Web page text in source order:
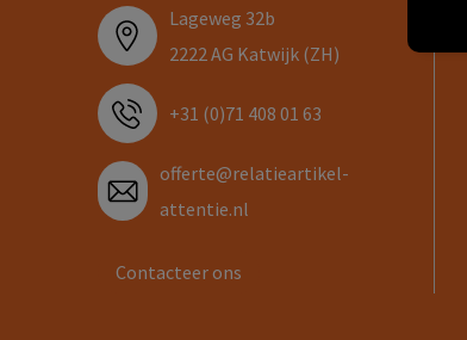
Lageweg 32b
2222 AG Katwijk (ZH)
+31 (0)71 408 01 63
offerte@relatieartikel-
attentie.nl
Contacteer ons